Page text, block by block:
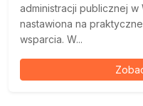
administracji publicznej w
nastawiona na
wsparcia. W...